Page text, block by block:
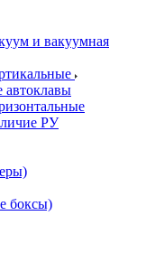
и вакуумная
автоклавы
РУ
боксы)